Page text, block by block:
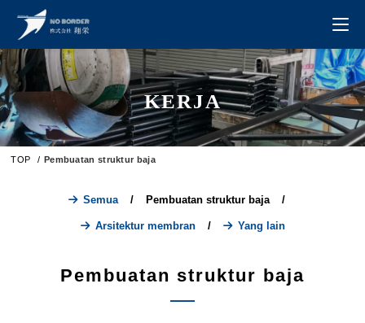
KERJA
TOP / Pembuatan struktur baja
Semua / Pembuatan struktur baja /
Arsitektur membran / Yang lain
Pembuatan struktur baja